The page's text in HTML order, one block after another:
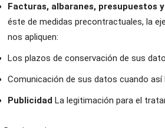
Facturas, albaranes, presupuestos
éste de medidas precontractuales, la
nos apliquen:
Los plazos de conservación de sus
Comunicación de sus datos cuando así
Publicidad La legitimación para el